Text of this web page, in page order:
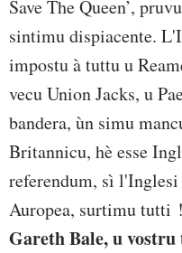
Save The Queen’,
sintimu dispiacente.
impostu à tuttu u
vecu Union Jacks, u
bandera, ùn simu
Britannicu, hè esse
referendum, sì
Auropea, surtimu tutti !
Gareth Bale, u